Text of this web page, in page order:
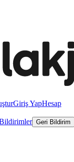
Giriş YapHesap
Geri Bildirim